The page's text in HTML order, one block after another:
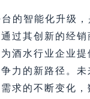
的智能化升级
过其创新的经销
酒水行业企业提
力的新路径。未
求的不断变化，